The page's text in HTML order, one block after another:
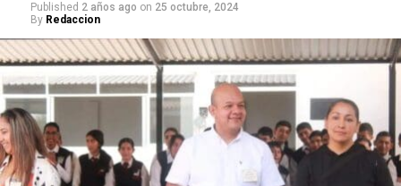
Published 2 años ago on 25 octubre, 2024
By Redaccion